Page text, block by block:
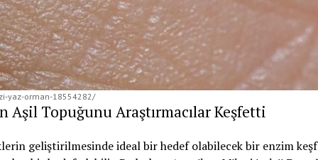
yaz-orman-18554282/
Aşil Topuğunu Araştırmacılar Keşfetti
geliştirilmesinde ideal bir hedef olabilecek bir enzim